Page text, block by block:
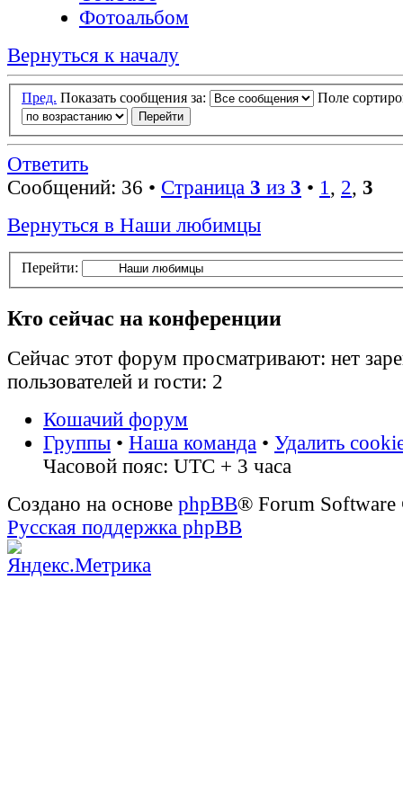
Фотоальбом
Вернуться к началу
Пред. Показать сообщения за: Поле
Ответить
Сообщений: 36 • Страница 3 из 3 • 1, 2, 3
Вернуться в Наши любимцы
Перейти:
Кто сейчас на конференции
Сейчас этот форум просматривают: нет
пользователей и гости: 2
Кошачий форум
Группы • Наша команда • Удалить
Часовой пояс: UTC + 3 часа
Создано на основе phpBB® Forum
Русская поддержка phpBB